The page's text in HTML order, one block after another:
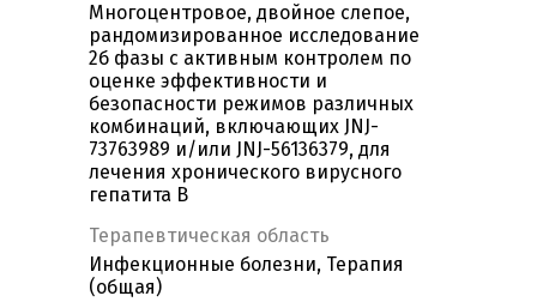
Многоцентровое, двойное слепое,
рандомизированное исследование
2б фазы с активным контролем по
оценке эффективности и
безопасности режимов различных
комбинаций, включающих JNJ-
73763989 и/или JNJ-56136379, для
лечения хронического вирусного
гепатита B
Терапевтическая область
Инфекционные болезни, Терапия
(общая)